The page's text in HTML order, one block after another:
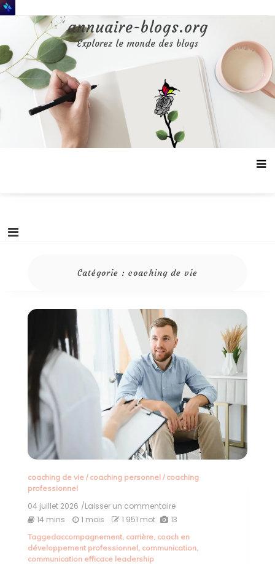
Aller
au
annuaire-blogs.org
Explorez le monde des blogs
Catégorie : coaching de vie
coaching de vie/ coaching personnel / coaching
professionnel
04 juillet 2026 /Laisser un commentaireon
Le
du
Coach
14 mins 1 mois 1 951 mot 13
Taggedaccompagnement, carrière, coach en
développement professionnel, communication,
communication efficace leadership